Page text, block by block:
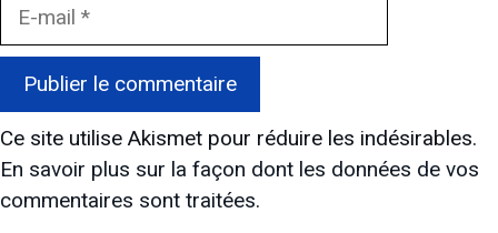
Ce site utilise Akismet pour réduire les indésirables.
En savoir plus sur la façon dont les données de vos
commentaires sont traitées.